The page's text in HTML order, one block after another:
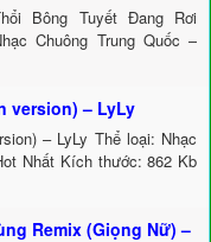
Bông Tuyết Đang Rơi
Chuông Trung Quốc –
version) – LyLy
– LyLy Thể loại: Nhạc
Nhất Kích thước: 862 Kb
Remix (Giọng Nữ) –